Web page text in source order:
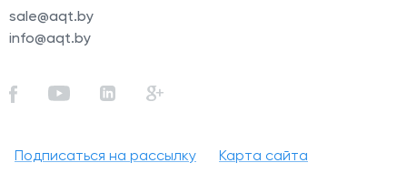
sale@aqt.by
info@aqt.by
Подписаться на рассылку Карта сайта